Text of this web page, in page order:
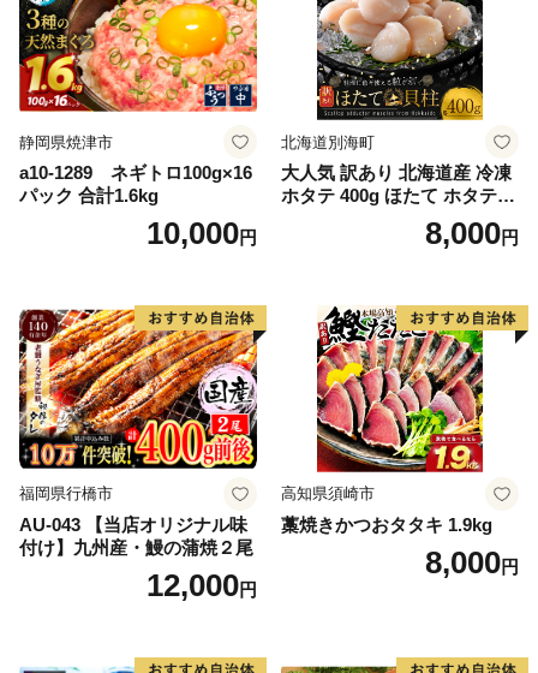
静岡県焼津市
a10-1289 ネギトロ100g×16
パック 合計1.6kg
10,000円
北海道別海町
大人気 訳あり 北海道産 冷凍
ホタテ 400g ほたて ホタテ
8,000円
福岡県行橋市
AU-043 【当店オリジナル味
付け】九州産・鰻の蒲焼２尾
12,000円
高知県須崎市
藁焼きかつおタタキ 1.9kg
8,000円